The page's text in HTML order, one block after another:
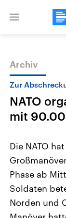
Close
Themen
Landtagswahl
2026
Alle
Sachsen-Anhalt
September 2026
Landtag. Seit
Bundesland von
Archiv
Zur
NATO
mit
Die NATO
Phase ab
Soldaten
Norden und